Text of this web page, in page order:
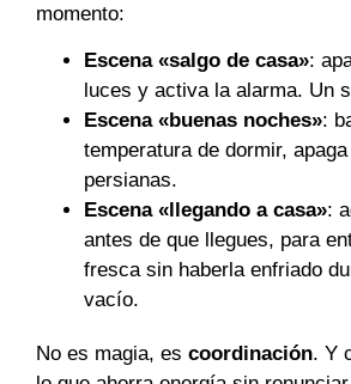
momento:
Escena «salgo de casa»:
luces y activa la alarma. Un
Escena «buenas noches»:
temperatura de dormir,
persianas.
Escena «llegando a casa»:
antes de que llegues, para
fresca sin haberla enfriado
vacío.
No es magia, es coordinación. Y